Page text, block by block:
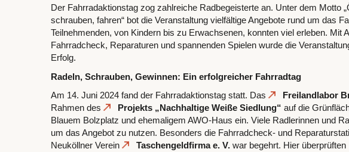
Der Fahrradaktionstag zog zahlreiche Radbegeisterte an. Unter dem Motto
schrauben, fahren“ bot die Veranstaltung vielfältige Angebote rund um das
Teilnehmenden, von Kindern bis zu Erwachsenen, konnten viel erleben. Mit
Fahrradcheck, Reparaturen und spannenden Spielen wurde die
Erfolg.
Radeln, Schrauben, Gewinnen: Ein erfolgreicher Fahrradtag
Am 14. Juni 2024 fand der Fahrradaktionstag statt. Das
Freilandlabor
Rahmen des
Projekts „Nachhaltige Weiße Siedlung“ auf die
Blauem Bolzplatz und ehemaligem AWO-Haus ein. Viele Radlerinnen und
um das Angebot zu nutzen. Besonders die Fahrradcheck- und
Neuköllner Verein
Taschengeldfirma e. V. war begehrt. Hier überprüften